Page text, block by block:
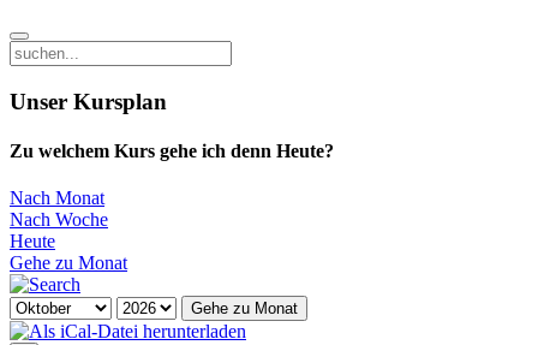
Unser Kursplan
Zu welchem Kurs gehe ich denn Heute?
Nach Monat
Nach Woche
Heute
Gehe zu Monat
Gehe zu Monat